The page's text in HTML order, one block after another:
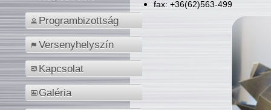
Programbizottság
Versenyhelyszín
Kapcsolat
Galéria
fax: +36(62)563-499